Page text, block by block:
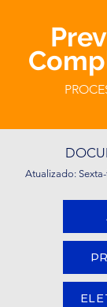
Atualizado: